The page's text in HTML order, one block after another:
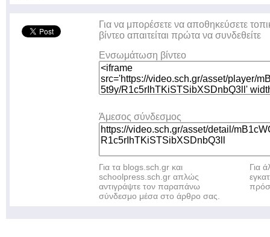
Για να μπορέσετε να αποθηκεύσετε
βίντεο απαιτείται πρώτα να συνδεθείτε
Ενσωμάτωση βίντεο
Άμεσος σύνδεσμος
Για τα blogs.sch.gr και
schoolpress.sch.gr απλώς
αντιγράψτε τον παραπάνω
σύνδεσμο μέσα στο άρθρο σας.
Για